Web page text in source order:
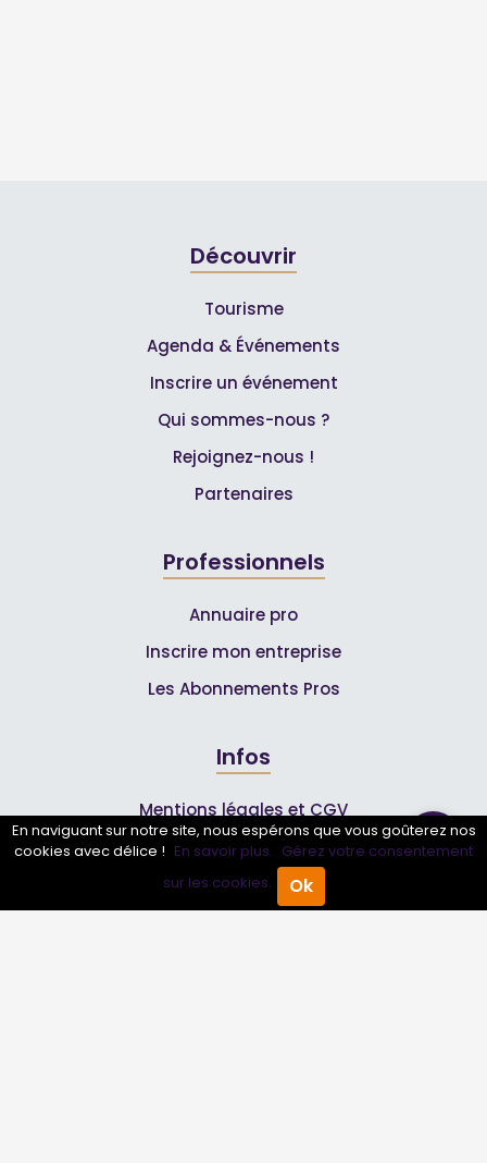
Annuaire Pro Agenda
Découvrir
Tourisme
Agenda & Événements
Inscrire un événement
Qui sommes-nous ?
Rejoignez-nous !
Partenaires
Professionnels
Annuaire pro
Inscrire mon entreprise
Les Abonnements Pros
Infos
Mentions légales et CGV
Suivez-nous
En naviguant sur notre site, nous espérons que vous goûterez nos
cookies avec délice ! En savoir plus. Gérez votre consentement
sur les cookies.
Ok